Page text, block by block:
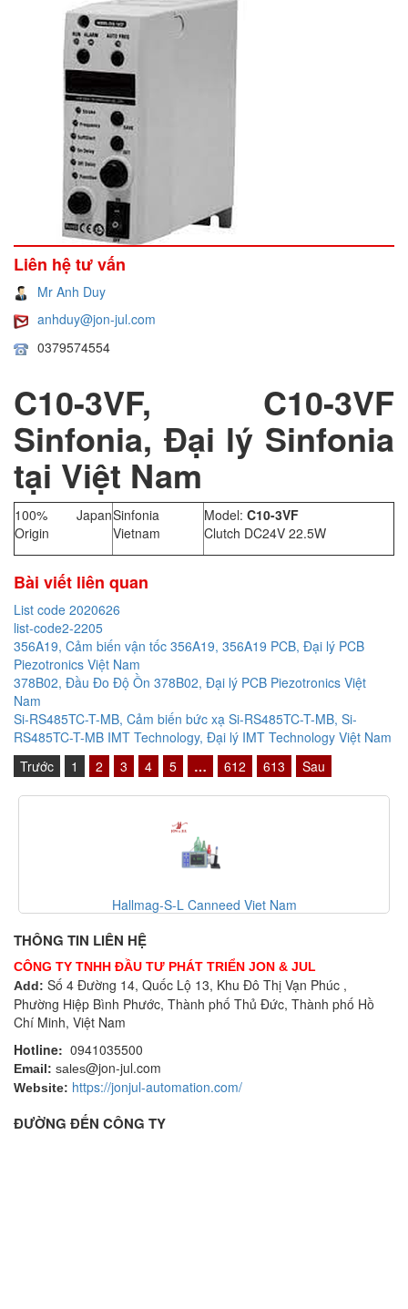
Liên hệ tư vấn
Mr Anh Duy
anhduy@jon-jul.com
0379574554
C10-3VF, C10-3VF
Sinfonia, Đại lý Sinfonia
tại Việt Nam
100% Japan
Origin
Sinfonia
Vietnam
Model: C10-3VF
Clutch DC24V 22.5W
Bài viết liên quan
List code 2020626
list-code2-2205
356A19, Cảm biến vận tốc 356A19, 356A19 PCB, Đại lý PCB
Piezotronics Việt Nam
378B02, Đầu Đo Độ Ồn 378B02, Đại lý PCB Piezotronics Việt
Nam
Si-RS485TC-T-MB, Cảm biến bức xạ Si-RS485TC-T-MB, Si-
RS485TC-T-MB IMT Technology, Đại lý IMT Technology Việt Nam
Trước
1 2 3 4 5 … 612 613 Sau
Hallmag-S-L Canneed Viet Nam
THÔNG TIN LIÊN HỆ
CÔNG TY TNHH ĐẦU TƯ PHÁT TRIỂN JON & JUL
Add: Số 4 Đường 14, Quốc Lộ 13, Khu Đô Thị Vạn Phúc ,
Phường Hiệp Bình Phước, Thành phố Thủ Đức, Thành phố Hồ
Chí Minh, Việt Nam
Hotline: 0941035500
Email: sales@jon-jul.com
Website: https://jonjul-automation.com/
ĐƯỜNG ĐẾN CÔNG TY